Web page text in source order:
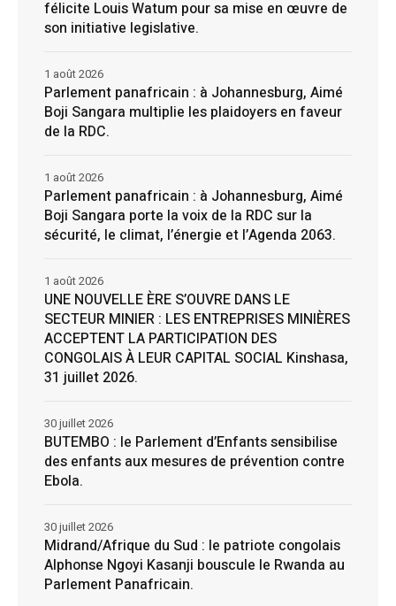
félicite Louis Watum pour sa mise en œuvre de
son initiative legislative.
Parlement panafricain : à Johannesburg, Aimé
Boji Sangara multiplie les plaidoyers en faveur
de la RDC.
1 août 2026
Parlement panafricain : à Johannesburg, Aimé
Boji Sangara porte la voix de la RDC sur la
sécurité, le climat, l’énergie et l’Agenda 2063.
1 août 2026
UNE NOUVELLE ÈRE S’OUVRE DANS LE
SECTEUR MINIER : LES ENTREPRISES MINIÈRES
ACCEPTENT LA PARTICIPATION DES
CONGOLAIS À LEUR CAPITAL SOCIAL Kinshasa,
31 juillet 2026.
1 août 2026
BUTEMBO : le Parlement d’Enfants sensibilise
des enfants aux mesures de prévention contre
Ebola.
30 juillet 2026
Midrand/Afrique du Sud : le patriote congolais
Alphonse Ngoyi Kasanji bouscule le Rwanda au
Parlement Panafricain.
30 juillet 2026